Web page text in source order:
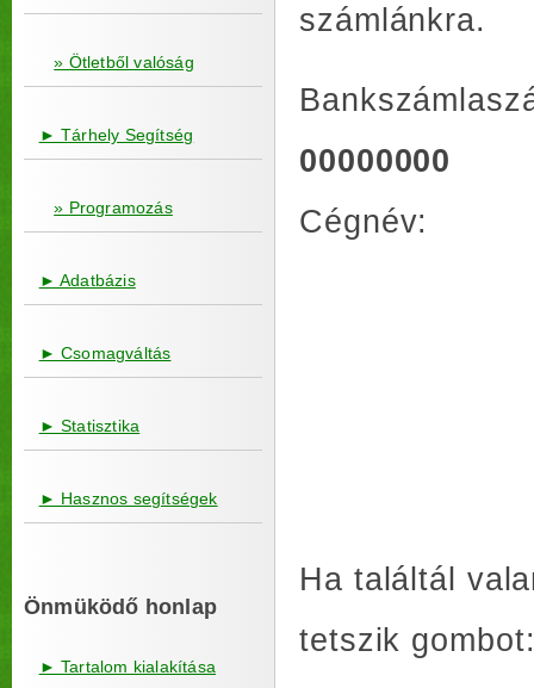
» Ötletből valóság
► Tárhely Segítség
» Programozás
► Adatbázis
► Csomagváltás
► Statisztika
► Hasznos segítségek
Önmüködő honlap
► Tartalom kialakítása
számlánkra.
00000000
Cégnév:
Ha találtál
tetszik